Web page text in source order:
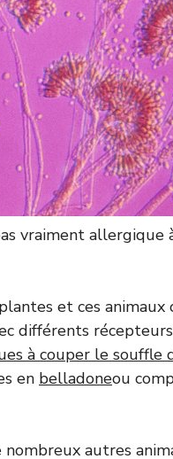
vraiment allergique
et ces
différents
à couper le souffle
en belladoneou
nombreux autres